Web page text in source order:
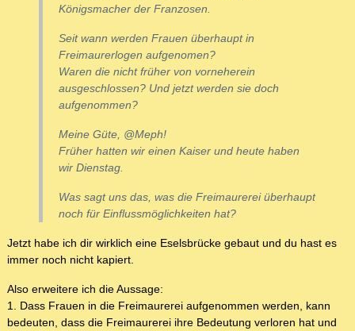
Königsmacher der Franzosen.
Seit wann werden Frauen überhaupt in
Freimaurerlogen aufgenomen?
Waren die nicht früher von vorneherein
ausgeschlossen? Und jetzt werden sie doch
aufgenommen?
Meine Güte, @Meph!
Früher hatten wir einen Kaiser und heute haben
wir Dienstag.
Was sagt uns das, was die Freimaurerei überhaupt
noch für Einflussmöglichkeiten hat?
Jetzt habe ich dir wirklich eine Eselsbrücke gebaut und du hast es
immer noch nicht kapiert.
Also erweitere ich die Aussage:
1. Dass Frauen in die Freimaurerei aufgenommen werden, kann
bedeuten, dass die Freimaurerei ihre Bedeutung verloren hat und